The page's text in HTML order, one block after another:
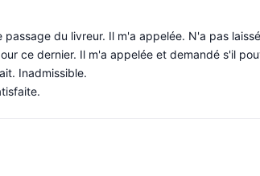
du livreur. Il m'a appelée. N'a pas
ce dernier. Il m'a appelée et demandé s'il
Inadmissible.